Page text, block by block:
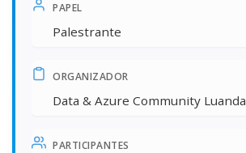
PAPEL
Palestrante
ORGANIZADOR
Data & Azure Community Luanda
PARTICIPANTES